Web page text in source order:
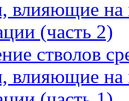
влияющие на
(часть 2)
стволов
влияющие на